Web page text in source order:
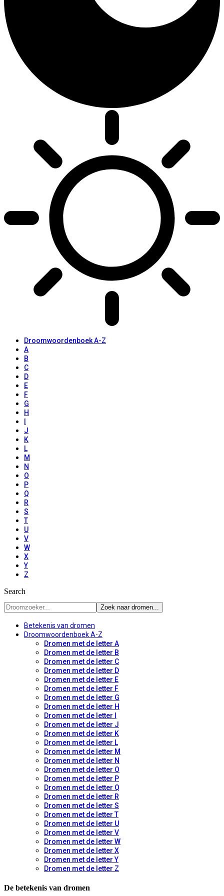
Droomwoordenboek A-Z
A
B
C
D
E
F
G
H
J
K
L
M
N
O
P
Q
R
S
T
U
V
W
X
Y
Z
Search
Betekenis van dromen
Droomwoordenboek A-Z
Dromen met de letter A
Dromen met de letter B
Dromen met de letter C
Dromen met de letter D
Dromen met de letter E
Dromen met de letter F
Dromen met de letter G
Dromen met de letter H
Dromen met de letter I
Dromen met de letter J
Dromen met de letter K
Dromen met de letter L
Dromen met de letter M
Dromen met de letter N
Dromen met de letter O
Dromen met de letter P
Dromen met de letter Q
Dromen met de letter R
Dromen met de letter S
Dromen met de letter T
Dromen met de letter U
Dromen met de letter V
Dromen met de letter W
Dromen met de letter X
Dromen met de letter Y
Dromen met de letter Z
De betekenis van dromen